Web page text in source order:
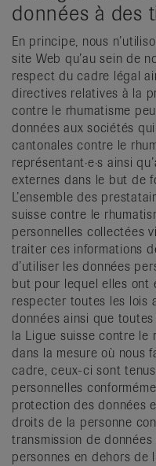
données à des
En principe, nous
site Web qu’au sein de
respect du cadre légal
directives relatives à la
contre le rhumatisme
données aux sociétés
cantonales contre le
représentant·e·s ainsi
externes dans le but de
L’ensemble des
suisse contre le
personnelles collectées
traiter ces informations
d’utiliser les données
but pour lequel elles ont
respecter toutes les lois
données ainsi que
la Ligue suisse contre le
dans la mesure où nous
cadre, ceux-ci sont
personnelles
protection des données
droits de la personne
transmission de
personnes en dehors de